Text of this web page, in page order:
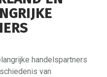
handelspartners
van